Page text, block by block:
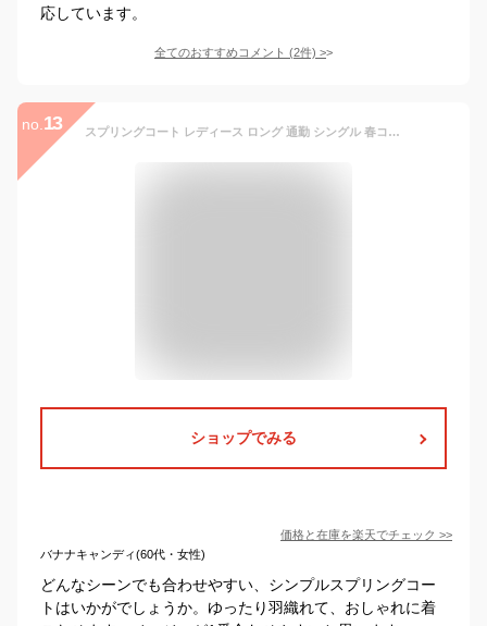
応しています。
全てのおすすめコメント (2件) >
no. 13 スプリングコート レディース ロング 通勤 シングル 春コート 大きいサイズ 母 ママ 60代 入学式 入園式 卒園式 母親 卒業式 おしゃれ 20代 30代 40代 50代 トレンチコート
ショップでみる
価格と在庫を楽天でチェック >>
バナナキャンディ(60代・女性)
どんなシーンでも合わせやすい、シンプルスプリングコー
トはいかがでしょうか。ゆったり羽織れて、おしゃれに着